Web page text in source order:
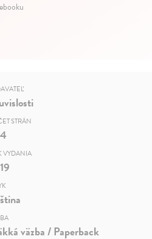
STRÁN
VYDANIA
väzba / Paperback